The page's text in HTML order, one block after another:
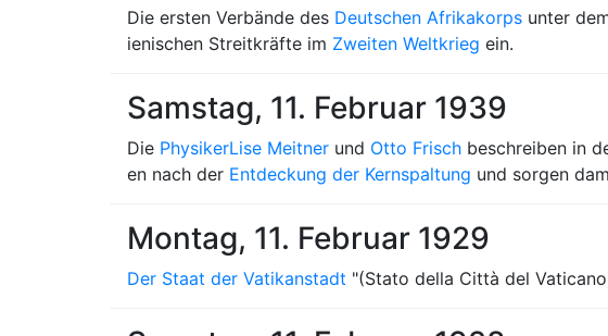
Die ersten Verbände des Deutschen Afrikakorps unter
ienischen Streitkräfte im Zweiten Weltkrieg ein.
Samstag, 11. Februar 1939
Die PhysikerLise Meitner und Otto Frisch beschreiben in
en nach der Entdeckung der Kernspaltung und sorgen
Montag, 11. Februar 1929
Der Staat der Vatikanstadt "(Stato della Città del